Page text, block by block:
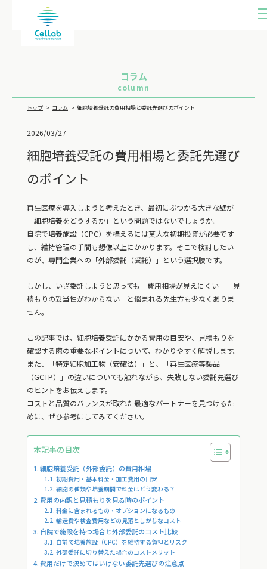
コラム
column
トップ コラム 細胞培養受託の費用相場と委託先選びのポイント
2026/03/27
細胞培養受託の費用相場と委託先選び
のポイント
再生医療を導入しようと考えたとき、最初にぶつかる大きな壁が
「細胞培養をどうするか」という問題ではないでしょうか。
自院で培養施設（CPC）を構えるには莫大な初期投資が必要です
し、維持管理の手間も想像以上にかかります。そこで検討したい
のが、専門企業への「外部委託（受託）」という選択肢です。
しかし、いざ委託しようと思っても「費用相場が見えにくい」「見
積もりの妥当性がわからない」と悩まれる先生方も少なくありま
せん。
この記事では、細胞培養受託にかかる費用の目安や、見積もりを
確認する際の重要なポイントについて、わかりやすく解説します。
また、「特定細胞加工物（安確法）」と、「再生医療等製品
（GCTP）」の違いについても触れながら、失敗しない委託先選び
のヒントをお伝えします。
コストと品質のバランスが取れた最適なパートナーを見つけるた
めに、ぜひ参考にしてみてください。
本記事の目次
細胞培養受託（外部委託）の費用相場
初期費用・基本料金・加工費用の目安
細胞の種類や培養期間で料金はどう変わる？
費用の内訳と見積もりを見る時のポイント
料金に含まれるもの・オプションになるもの
輸送費や検査費用などの見落としがちなコスト
自院で施設を持つ場合と外部委託のコスト比較
自前で培養施設（CPC）を維持する負担とリスク
外部委託に切り替えた場合のコストメリット
費用だけで決めてはいけない委託先選びの注意点